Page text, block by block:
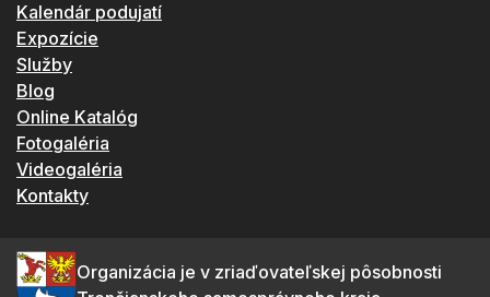
Kalendár podujatí
Expozície
Služby
Blog
Online Katalóg
Fotogaléria
Videogaléria
Kontakty
Organizácia je v zriaďovateľskej pôsobnosti